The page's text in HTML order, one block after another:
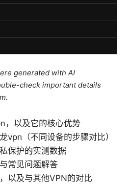
generated with AI
check important details
，以及它的核心优势
vpn（不同设备的步骤对比）
保护的实测数据
常见问题解答
以及与其他VPN的对比